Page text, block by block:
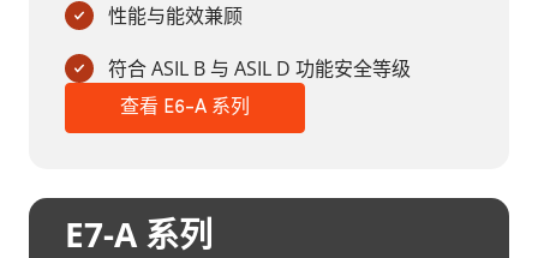
性能与能效兼顾
符合 ASIL B 与 ASIL D 功能安全等级
查看 E6-A 系列
E7-A 系列